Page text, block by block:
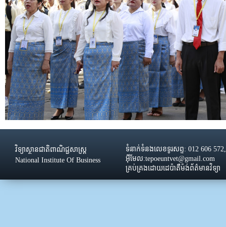
វិទ្យាស្ថានជាតិពាណិជ្ជសាស្រ្ដ
National Institute Of Business
ទំនាក់ទំនងលេខទូរសព្ទ: 012 606
អ៊ីមែល:tepoeuntvet@gmail.com
គ្រប់គ្រងដោយដេប៉ាតឺម៉ង់ព័ត៌មានវិទ្យា